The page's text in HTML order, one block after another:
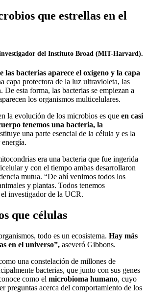
que estrellas en el
del Instituto Broad (MIT-Harvard).
las bacterias aparece el oxígeno y la capa
capa protectora de la luz ultravioleta, las
De esta forma, las bacterias se empiezan a
los organismos multicelulares.
la evolución de los microbios es que en casi
tenemos una bacteria, la
una parte esencial de la célula y es la
era una bacteria que fue ingerida
y con el tiempo ambas desarrollaron
mutua. “De ahí venimos todos los
y plantas. Todos tenemos
investigador de la UCR.
que células
todo es un ecosistema. Hay más
en el universo”, aseveró Gibbons.
una constelación de millones de
bacterias, que junto con sus genes
como el microbioma humano, cuyo
preguntas acerca del comportamiento de los